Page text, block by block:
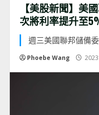
【美股新聞】美
次將利率提升至
週三美國聯邦儲備
Phoebe Wang